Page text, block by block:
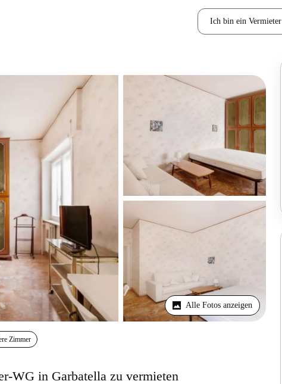
Ich bin ein Vermieter
Alle Fotos anzeigen
Zimmer
WG in Garbatella zu vermieten